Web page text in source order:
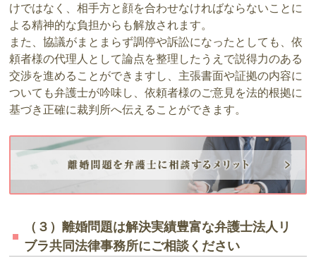
けではなく、相手方と顔を合わせなければならないことに
よる精神的な負担からも解放されます。
また、協議がまとまらず調停や訴訟になったとしても、依
頼者様の代理人として論点を整理したうえで説得力のある
交渉を進めることができますし、主張書面や証拠の内容に
ついても弁護士が吟味し、依頼者様のご意見を法的根拠に
基づき正確に裁判所へ伝えることができます。
（３）離婚問題は解決実績豊富な弁護士法人リ
ブラ共同法律事務所にご相談ください